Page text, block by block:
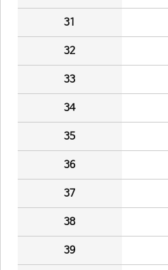
31
32
33
34
35
36
37
38
39